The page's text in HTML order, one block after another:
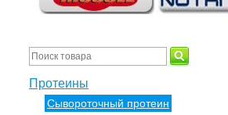
Протеины
Сывороточный протеин